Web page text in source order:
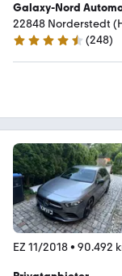
Galaxy-Nord
22848 Norderstedt
4.4 Sterne
(248)
EZ 11/2018• 90.492